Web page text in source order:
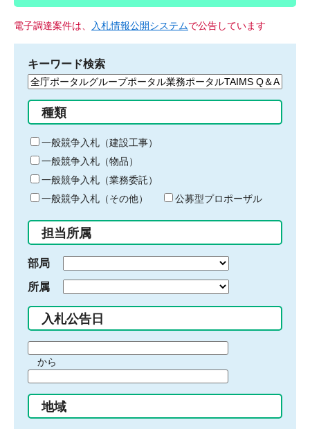
電子調達案件は、 入札情報公開システムで公告しています
キーワード検索
検
る
キ
ー
ワ
ー
ド
入
力
種類
一般競争入札（建設工事）
一般競争入札（物品）
一般競争入札（業務委託）
一般競争入札（その他）
公募型プロポーザル
担当所属
部局
所属
入札公告日
間
始
り
から
間
終
地域